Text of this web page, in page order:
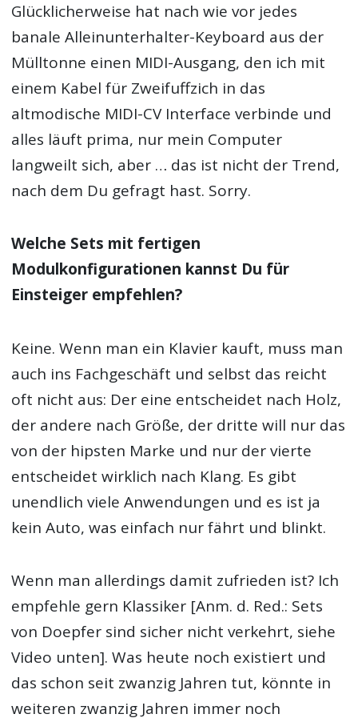
Glücklicherweise hat nach wie vor jedes
banale Alleinunterhalter-Keyboard aus der
Mülltonne einen MIDI-Ausgang, den ich mit
einem Kabel für Zweifuffzich in das
altmodische MIDI-CV Interface verbinde und
alles läuft prima, nur mein Computer
langweilt sich, aber … das ist nicht der Trend,
nach dem Du gefragt hast. Sorry.
Welche Sets mit fertigen
Modulkonfigurationen kannst Du für
Einsteiger empfehlen?
Keine. Wenn man ein Klavier kauft, muss man
auch ins Fachgeschäft und selbst das reicht
oft nicht aus: Der eine entscheidet nach Holz,
der andere nach Größe, der dritte will nur das
von der hipsten Marke und nur der vierte
entscheidet wirklich nach Klang. Es gibt
unendlich viele Anwendungen und es ist ja
kein Auto, was einfach nur fährt und blinkt.
Wenn man allerdings damit zufrieden ist? Ich
empfehle gern Klassiker [Anm. d. Red.: Sets
von Doepfer sind sicher nicht verkehrt, siehe
Video unten]. Was heute noch existiert und
das schon seit zwanzig Jahren tut, könnte in
weiteren zwanzig Jahren immer noch